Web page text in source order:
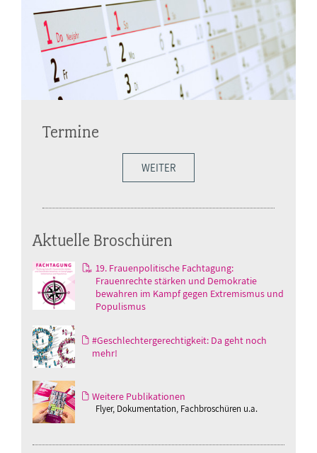
Termine
WEITER
Aktuelle Broschüren
19. Frauenpolitische Fachtagung:
Frauenrechte stärken und Demokratie
bewahren im Kampf gegen Extremismus und
Populismus
#Geschlechtergerechtigkeit: Da geht noch
mehr!
Weitere Publikationen
Flyer, Dokumentation, Fachbroschüren u.a.